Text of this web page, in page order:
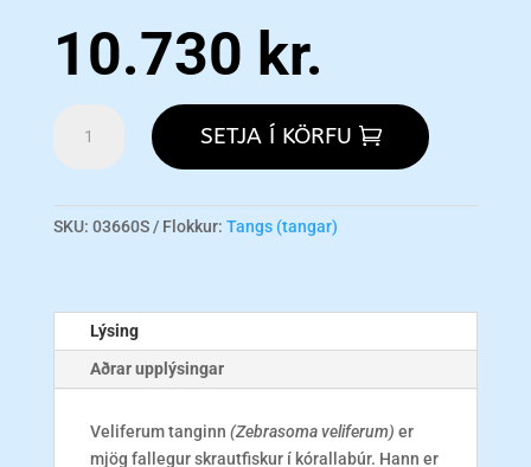
10.730 kr.
Tang
S
SETJA Í KÖRFU
SKU: 03660S Flokkur: Tangs (tangar)
Lýsing
Aðrar upplýsingar
Veliferum tanginn (Zebrasoma veliferum) er
mjög fallegur skrautfiskur í kórallabúr. Hann er